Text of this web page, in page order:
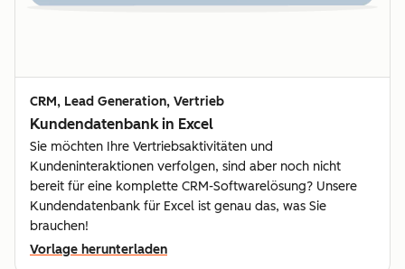
CRM, Lead Generation, Vertrieb
Kundendatenbank in Excel
Sie möchten Ihre Vertriebsaktivitäten und
Kundeninteraktionen verfolgen, sind aber noch nicht
bereit für eine komplette CRM-Softwarelösung? Unsere
Kundendatenbank für Excel ist genau das, was Sie
brauchen!
Vorlage herunterladen